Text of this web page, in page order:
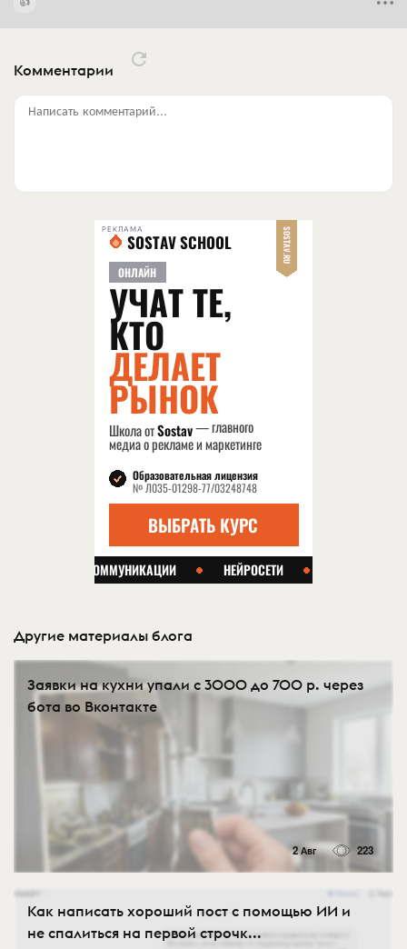
Комментарии
Написать комментарий...
РЕКЛАМА
Другие материалы блога
Заявки на кухни упали с 3000 до 700 р. через
бота во Вконтакте
2 Авг 223
Как написать хороший пост с помощью ИИ и
не спалиться на первой строчк...